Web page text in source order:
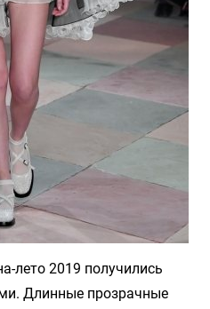
лето 2019 получились
Длинные прозрачные